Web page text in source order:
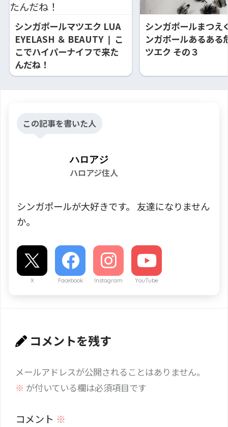
シンガポールマツエク LUA
EYELASH ＆ BEAUTY ❘ こ
こでハイパーナイフで来た
んだね！
シンガポールまつえ
ンガポールあるある
ツエク その３
この記事を書いた人
ハロアジ
ハロアジ住人
シンガポールが大好きです。 友達になりません
か。
X Facebook Instagram YouTube
コメントを残す
メールアドレスが公開されることはありません。
※ が付いている欄は必須項目です
コメント ※